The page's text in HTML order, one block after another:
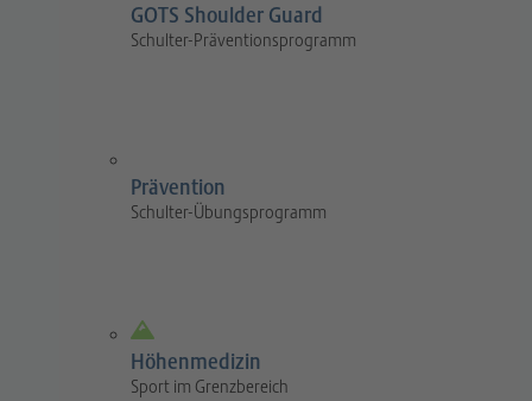
GOTS Shoulder Guard
Schulter-Präventionsprogramm
Prävention
Schulter-Übungsprogramm
Höhenmedizin
Sport im Grenzbereich